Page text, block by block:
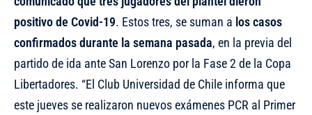
positivo de Covid-19. Estos tres, se suman a los casos
confirmados durante la semana pasada, en la previa del
partido de ida ante San Lorenzo por la Fase 2 de la Copa
Libertadores. “El Club Universidad de Chile informa que
este jueves se realizaron nuevos exámenes PCR al Primer